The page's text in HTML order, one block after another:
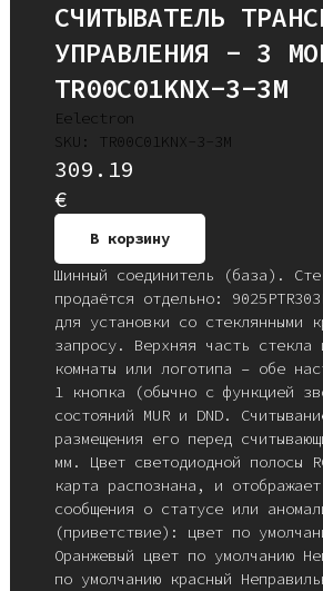
СЧИТЫВАТЕЛЬ
УПРАВЛЕНИЯ - 3
TR00C01KNX-3-3M
Eelectron
SKU:
TR00C01KNX-3-3M
309.19
€
В корзину
Шинный соединитель (база).
продаётся отдельно:
для установки со стеклянными
запросу. Верхняя часть стекла
комнаты или логотипа – обе
1 кнопка (обычно с функцией
состояний MUR и DND.
размещения его перед
мм. Цвет светодиодной полосы
карта распознана, и
сообщения о статусе или
(приветствие): цвет по
Оранжевый цвет по умолчанию
по умолчанию красный